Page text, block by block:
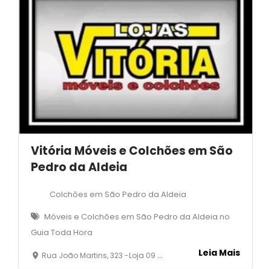
Vitória Móveis e Colchões em São
Pedro da Aldeia
Colchões em São Pedro da Aldeia
Móveis e Colchões em São Pedro da Aldeia no
Guia Toda Hora
Rua João Martins, 323 -Loja 09 - Centro - São Pedro da Aldeia, RJ - Aldeia Shopping Leia Mais